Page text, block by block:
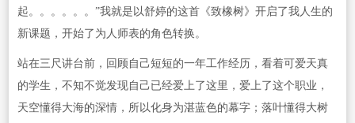
起。。。。。。”我就是以舒婷的这首《致橡树》开启了我人生的
新课题，开始了为人师表的角色转换。
站在三尺讲台前，回顾自己短短的一年工作经历，看着可爱天真
的学生，不知不觉发现自己已经爱上了这里，爱上了这个职业，
天空懂得大海的深情，所以化身为湛蓝色的幕字；落叶懂得大树